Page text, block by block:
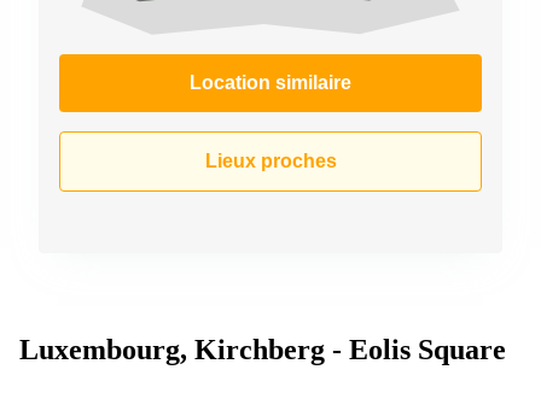
Location similaire
Lieux proches
Luxembourg, Kirchberg - Eolis Square